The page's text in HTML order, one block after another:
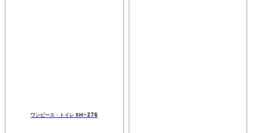
ワンピース・トイレ SH-276